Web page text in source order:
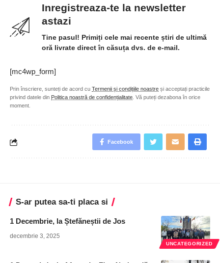
Inregistreaza-te la newsletter
astazi
Tine pasul! Primiți cele mai recente știri de ultimă
oră livrate direct în căsuța dvs. de e-mail.
[mc4wp_form]
Prin înscriere, sunteți de acord cu Termenii și condițiile noastre și acceptați practicile
privind datele din Politica noastră de confidențialitate . Vă puteți dezabona în orice
moment.
Facebook
S-ar putea sa-ti placa si
UNCATEGORIZED
1 Decembrie, la Ștefăneștii de Jos
decembrie 3, 2025